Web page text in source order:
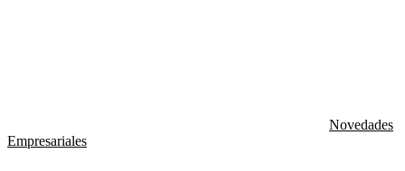
Novedades
Empresariales